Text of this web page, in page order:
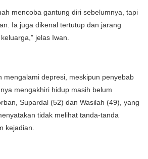
mencoba gantung diri sebelumnya, tapi
Ia juga dikenal tertutup dan jarang
jelas Iwan.
mengalami depresi, meskipun penyebab
mengakhiri hidup masih belum
Supardal (52) dan Wasilah (49), yang
tidak melihat tanda-tanda
kejadian.